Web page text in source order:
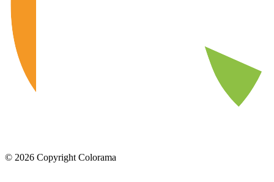
© 2026 Copyright Colorama